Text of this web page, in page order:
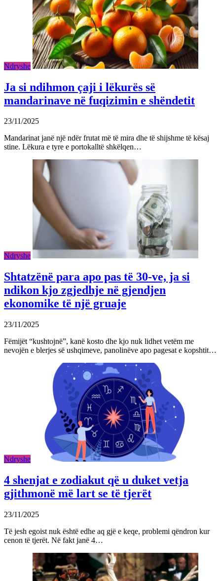
Ndryshe
Ja si ndihmon çaji i lëkurës së
mandarinave në fuqizimin e shëndetit
23/11/2025
Mandarinat janë një ndër frutat më të mira dhe të shijshme të kësaj
stine. Lëkura e tyre e portokalltë shkëlqen…
Ndryshe
Shtatzënë para apo pas të 30-ve, ja si
ndikon kjo zgjedhje në gjendjen
ekonomike të një gruaje
23/11/2025
Fëmijët “kushtojnë”, kanë kosto dhe kjo nuk lidhet vetëm me
nevojën e blerjes së ushqimeve, panolinëve apo pagesat e kopshtit…
Ndryshe
4 shenjat e zodiakut që u duket vetja
gjithmonë më lart se të tjerët
23/11/2025
Të jesh egoist nuk është edhe aq gjë e keqe, problemi qëndron kur
cenon të tjerët. Në fakt janë 4…